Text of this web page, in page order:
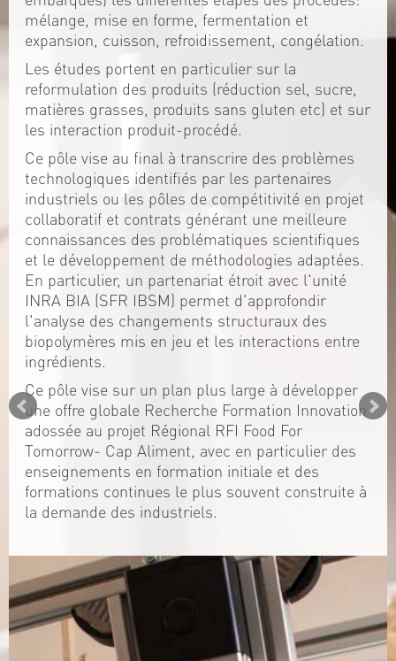
mélange, mise en forme, fermentation et
expansion, cuisson, refroidissement, congélation.
Les études portent en particulier sur la
reformulation des produits (réduction sel, sucre,
matières grasses, produits sans gluten etc) et sur
les interaction produit-procédé.
Ce pôle vise au final à transcrire des problèmes
technologiques identifiés par les partenaires
industriels ou les pôles de compétitivité en projet
collaboratif et contrats générant une meilleure
connaissances des problématiques scientifiques
et le développement de méthodologies adaptées.
En particulier, un partenariat étroit avec l'unité
INRA BIA (SFR IBSM) permet d'approfondir
l'analyse des changements structuraux des
biopolymères mis en jeu et les interactions entre
ingrédients.
Ce pôle vise sur un plan plus large à développer
une offre globale Recherche Formation Innovation
adossée au projet Régional RFI Food For
Tomorrow- Cap Aliment, avec en particulier des
enseignements en formation initiale et des
formations continues le plus souvent construite à
la demande des industriels.